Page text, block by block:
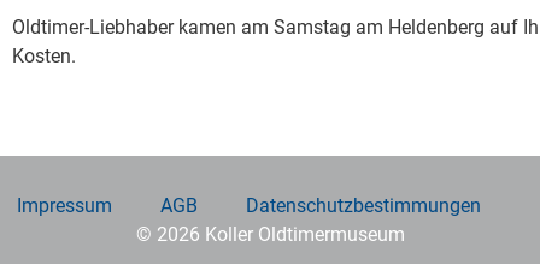
Oldtimer-Liebhaber kamen am Samstag am Heldenberg auf
Kosten.
Impressum AGB
Datenschutzbestimmungen
© 2026 Koller Oldtimermuseum